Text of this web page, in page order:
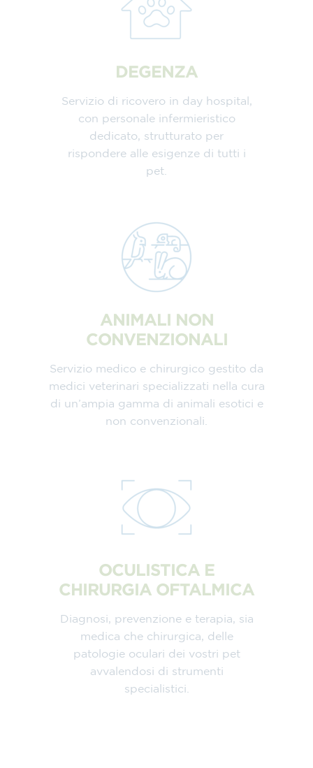
DEGENZA
Servizio di ricovero in day hospital,
con personale infermieristico
dedicato, strutturato per
rispondere alle esigenze di tutti i
pet.
ANIMALI NON
CONVENZIONALI
Servizio medico e chirurgico gestito da
medici veterinari specializzati nella cura
di un’ampia gamma di animali esotici e
non convenzionali.
OCULISTICA E
CHIRURGIA OFTALMICA
Diagnosi, prevenzione e terapia, sia
medica che chirurgica, delle
patologie oculari dei vostri pet
avvalendosi di strumenti
specialistici.